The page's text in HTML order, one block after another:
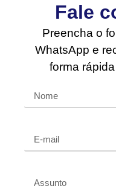
Fale
Preencha o
WhatsApp e
forma